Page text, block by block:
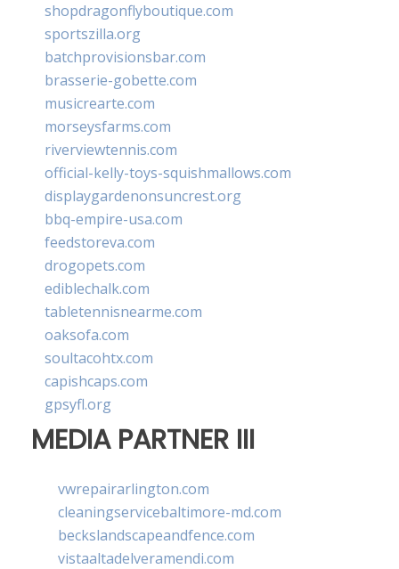
shopdragonflyboutique.com
sportszilla.org
batchprovisionsbar.com
brasserie-gobette.com
musicrearte.com
morseysfarms.com
riverviewtennis.com
official-kelly-toys-squishmallows.com
displaygardenonsuncrest.org
bbq-empire-usa.com
feedstoreva.com
drogopets.com
ediblechalk.com
tabletennisnearme.com
oaksofa.com
soultacohtx.com
capishcaps.com
gpsyfl.org
MEDIA PARTNER III
vwrepairarlington.com
cleaningservicebaltimore-md.com
beckslandscapeandfence.com
vistaaltadelveramendi.com